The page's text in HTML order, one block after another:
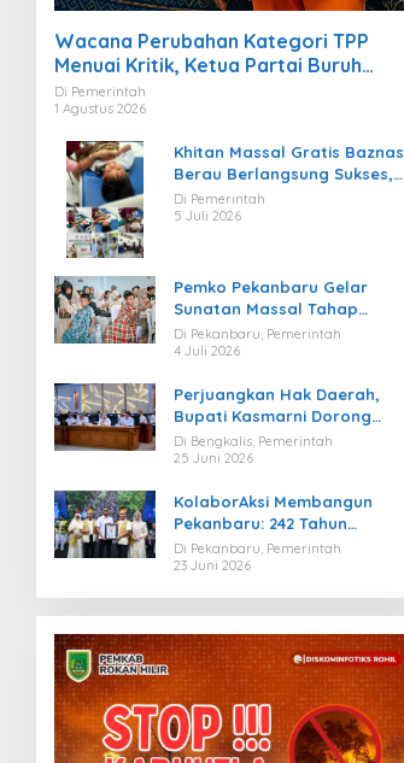
Wacana Perubahan Kategori TPP
Menuai Kritik, Ketua Partai Buruh
Kaltara Tekankan Kepatuhan Regulasi
Di Pemerintah
1 Agustus 2026
Khitan Massal Gratis Baznas
Berau Berlangsung Sukses,
Hadirkan Kebahagiaan bagi
Puluhan Anak
Di Pemerintah
5 Juli 2026
Pemko Pekanbaru Gelar
Sunatan Massal Tahap
Kedua, 100 Anak Ikuti Khitan
Gratis
Di Pekanbaru, Pemerintah
4 Juli 2026
Perjuangkan Hak Daerah,
Bupati Kasmarni Dorong
BUMD PT BLJ Diprioritaskan
Kelola Migas
Di Bengkalis, Pemerintah
25 Juni 2026
KolaborAksi Membangun
Pekanbaru: 242 Tahun
Melangkah Menuju Kota yang
Lebih Maju
Di Pekanbaru, Pemerintah
23 Juni 2026